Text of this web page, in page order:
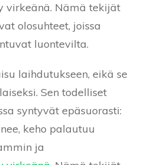
virkeänä. Nämä tekijät
olosuhteet, joissa
luontevilta.
laihdutukseen, eikä se
Sen todelliset
syntyvät epäsuorasti:
keho palautuu
ja